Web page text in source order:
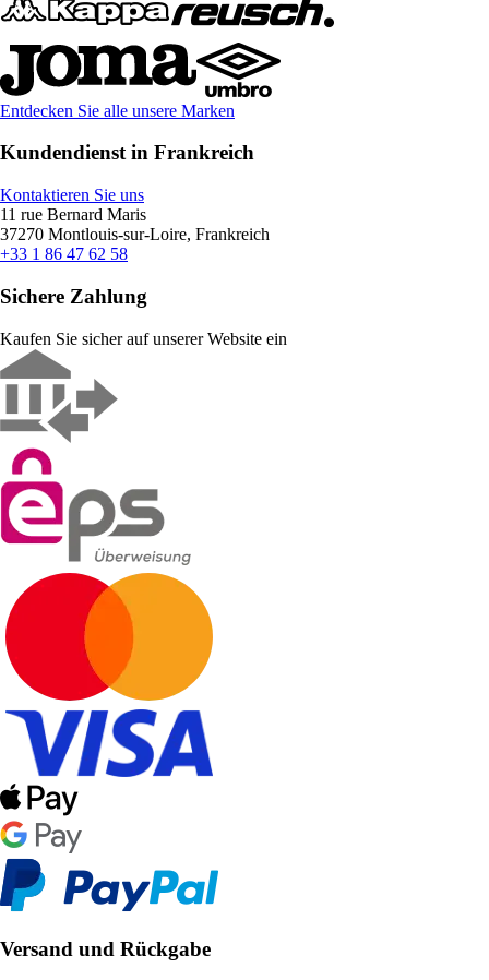
Entdecken Sie alle unsere Marken
Kundendienst in Frankreich
Kontaktieren Sie uns
11 rue Bernard Maris
37270 Montlouis-sur-Loire, Frankreich
+33 1 86 47 62 58
Sichere Zahlung
Kaufen Sie sicher auf unserer Website ein
Versand und Rückgabe